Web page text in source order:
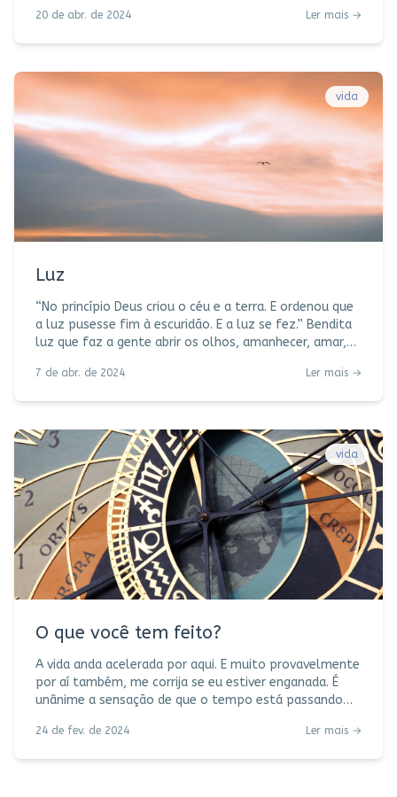
biologia, hormônios à flor da pele, primeiro namorado,
O que fará? Uma década e meia não é pouca coisa,
pense bem. Para os casados há esse tempo, bodas de
cri
20 de abr. de 2024 Ler mais →
vida
Luz
“No princípio Deus criou o céu e a terra. E ordenou que
a luz pusesse fim à escuridão. E a luz se fez.” Bendita
luz que faz a gente abrir os olhos, amanhecer, amar,
apertado, amor, trabalho, pausa, paz, correria,
perco, me encontro, me enterneço. Deus começa cedo
a rascunhar seus poemas, leio cada verso com
emoção. Alumbram
7 de abr. de 2024 Ler mais →
vida
O que você tem feito?
A vida anda acelerada por aqui. E muito provavelmente
por aí também, me corrija se eu estiver enganada. É
unânime a sensação de que o tempo está passando
tema. Rotação da terra, batimentos cardíacos, rotina
24 de fev. de 2024 Ler mais →